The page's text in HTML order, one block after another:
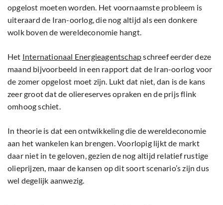
opgelost moeten worden. Het voornaamste probleem is
uiteraard de Iran-oorlog, die nog altijd als een donkere
wolk boven de wereldeconomie hangt.
Het Internationaal Energieagentschapschreef eerder deze
maand bijvoorbeeld in een rapport dat de Iran-oorlog voor
de zomer opgelost moet zijn. Lukt dat niet, dan is de kans
zeer groot dat de oliereserves opraken en de prijs flink
omhoog schiet.
In theorie is dat een ontwikkeling die de wereldeconomie
aan het wankelen kan brengen. Voorlopig lijkt de markt
daar niet in te geloven, gezien de nog altijd relatief rustige
olieprijzen, maar de kansen op dit soort scenario’s zijn dus
wel degelijk aanwezig.